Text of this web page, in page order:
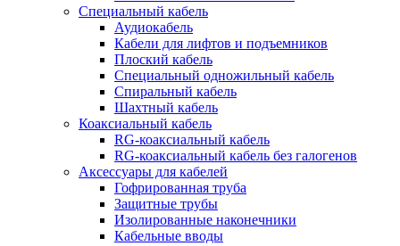
Специальный кабель
Аудиокабель
Кабели для лифтов и подъемников
Плоский кабель
Специальный одножильный кабель
Спиральный кабель
Шахтный кабель
Коаксиальный кабель
RG-коаксиальный кабель
RG-коаксиальный кабель без галогенов
Аксессуары для кабелей
Гофрированная труба
Защитные трубы
Изолированные наконечники
Кабельные вводы